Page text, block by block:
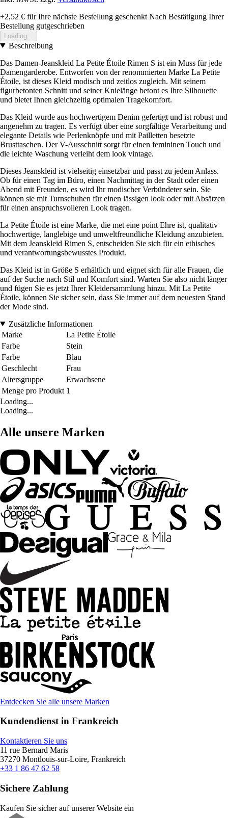
+2,52 € für Ihre nächste Bestellung geschenkt Nach Bestätigung Ihrer
Bestellung gutgeschrieben
Loading...
Beschreibung
Das Damen-Jeanskleid La Petite Étoile Rimen S ist ein Muss für jede
Damengarderobe. Entworfen von der renommierten Marke La Petite
Étoile, ist dieses Kleid modisch und zeitlos zugleich. Mit seinem
figurbetonten Schnitt und seiner Knielänge betont es Ihre Silhouette
und bietet Ihnen gleichzeitig optimalen Tragekomfort.
Das Kleid wurde aus hochwertigem Denim gefertigt und ist robust und
angenehm zu tragen. Es verfügt über eine sorgfältige Verarbeitung und
elegante Details wie Perlenknöpfe und mit Pailletten besetzte
Brusttaschen. Der V-Ausschnitt sorgt für einen femininen Touch und
die leichte Waschung verleiht dem look vintage.
Dieses Jeanskleid ist vielseitig einsetzbar und passt zu jedem Anlass.
Ob für einen Tag im Büro, einen Nachmittag in der Stadt oder einen
Abend mit Freunden, es wird Ihr modischer Verbündeter sein. Sie
können sie mit Turnschuhen für einen lässigen look oder mit Absätzen
für einen anspruchsvolleren Look tragen.
La Petite Étoile ist eine Marke, die met eine point Ehre ist, qualitativ
hochwertige, langlebige und umweltfreundliche Kleidung anzubieten.
Mit dem Jeanskleid Rimen S, entscheiden Sie sich für ein ethisches
und verantwortungsbewusstes Produkt.
Das Kleid ist in Größe S erhältlich und eignet sich für alle Frauen, die
auf der Suche nach Stil und Komfort sind. Warten Sie also nicht länger
und fügen Sie es jetzt Ihrer Kleidersammlung hinzu. Mit La Petite
Étoile, können Sie sicher sein, dass Sie immer auf dem neuesten Stand
der Mode sind.
Zusätzliche Informationen
Marke
La Petite Étoile
Farbe
Stein
Farbe
Blau
Geschlecht
Frau
Altersgruppe
Erwachsene
Menge pro Produkt 1
Loading...
Loading...
Alle unsere Marken
Entdecken Sie alle unsere Marken
Kundendienst in Frankreich
Kontaktieren Sie uns
11 rue Bernard Maris
37270 Montlouis-sur-Loire, Frankreich
+33 1 86 47 62 58
Sichere Zahlung
Kaufen Sie sicher auf unserer Website ein